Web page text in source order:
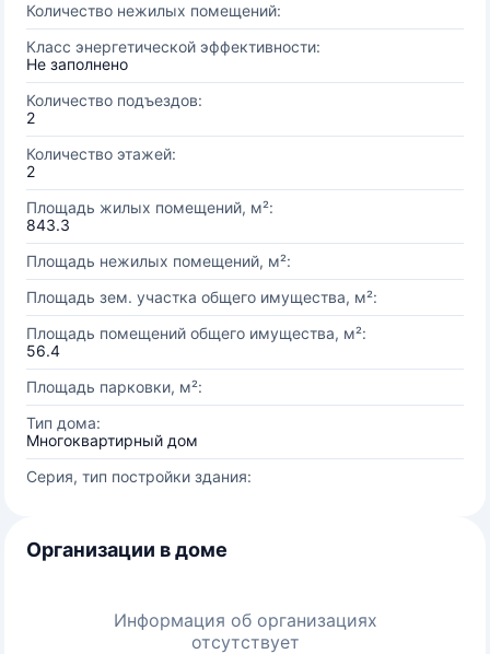
Количество нежилых помещений:
Класс энергетической эффективности:
Не заполнено
Количество подъездов:
2
Количество этажей:
2
Площадь жилых помещений, м²:
843.3
Площадь нежилых помещений, м²:
Площадь зем. участка общего имущества, м²:
Площадь помещений общего имущества, м²:
56.4
Площадь парковки, м²:
Тип дома:
Многоквартирный дом
Серия, тип постройки здания:
Организации в доме
Информация об организациях
отсутствует